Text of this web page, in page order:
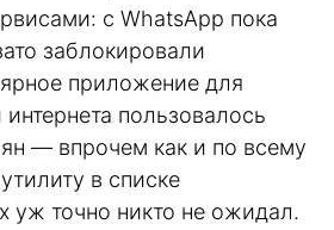
с WhatsApp пока
заблокировали
приложение для
пользовалось
— впрочем как и по всему
в списке
уж точно никто не ожидал.